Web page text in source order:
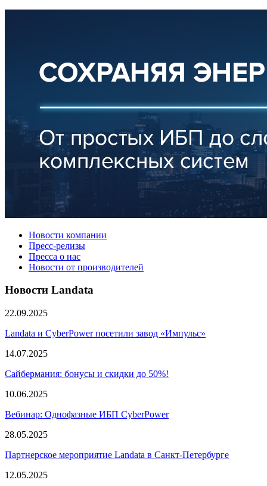
Новости компании
Пресс-релизы
Пресса о нас
Новости от производителей
Новости Landata
22.09.2025
Landata и CyberPower посетили завод «Импульс»
14.07.2025
Сайбермания: бонусы и скидки до 50%!
10.06.2025
Вебинар: Однофазные ИБП CyberPower
28.05.2025
Партнерское мероприятие Landata в Санкт-Петербурге
12.05.2025